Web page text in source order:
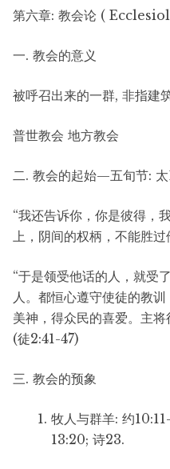
第六章: 教会论 (
一. 教会的意义
被呼召出来的一群, 非指建
普世教会 地方教会
二. 教会的起始—五旬节:
“我还告诉你，你是彼得，
上，阴间的权柄，不能胜
“于是领受他话的人，就受
人。都恒心遵守使徒的教
美神，得众民的喜爱。主
(徒2:41-47)
三. 教会的预象
牧人与群羊: 约
13:20; 诗23.